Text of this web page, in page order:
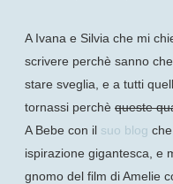
A Ivana e Silvia che mi
scrivere perchè sanno
stare sveglia, e a tutti
tornassi perchè queste
A Bebe con il suo blog
ispirazione gigantesca, e
gnomo del film di Amelie